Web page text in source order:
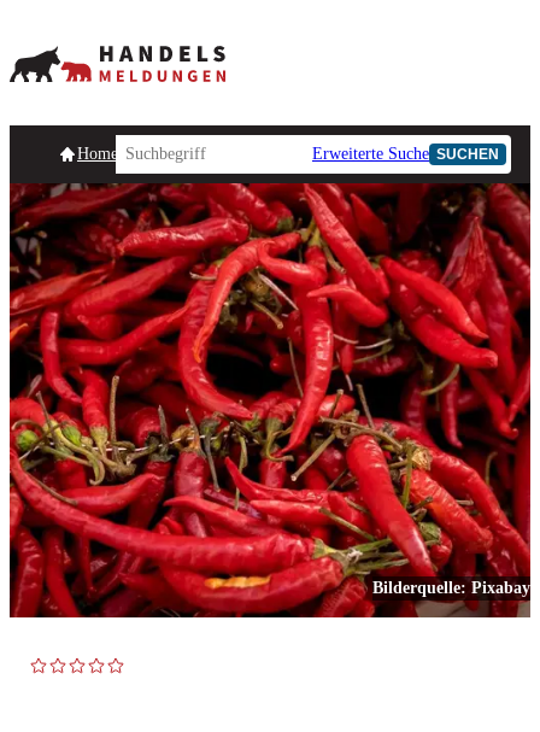
HomepageHandelsmeldungen Ad-Hoc-Meldungen
Erweiterte Suche SUCHEN
Bilderquelle: Pixabay